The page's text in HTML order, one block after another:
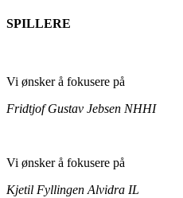
SPILLERE
Vi ønsker å fokusere på
Fridtjof Gustav Jebsen NHHI
Vi ønsker å fokusere på
Kjetil FyllingenAlvidra IL